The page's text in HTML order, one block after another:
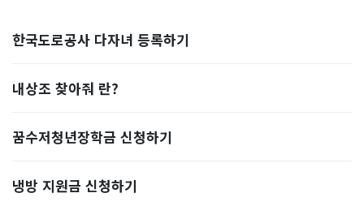
한국도로공사 다자녀 등록하기
내상조 찾아줘 란?
꿈수저청년장학금 신청하기
냉방 지원금 신청하기